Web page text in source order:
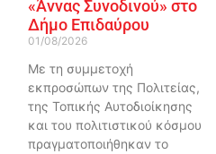
«Άννας Συνοδινού» στο
Δήμο Επιδαύρου
01/08/2026
Με τη συμμετοχή
εκπροσώπων της Πολιτείας,
της Τοπικής Αυτοδιοίκησης
και του πολιτιστικού κόσμου
πραγματοποιήθηκαν το